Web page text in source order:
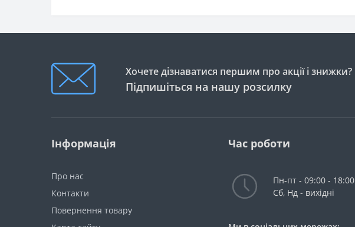
Хочете дізнаватися першим про акції і знижки?
Підпишіться на нашу розсилку
Інформація
Про нас
Контакти
Повернення товару
Час роботи
Пн-пт - 09:00 - 18:00
Сб, Нд - вихідні